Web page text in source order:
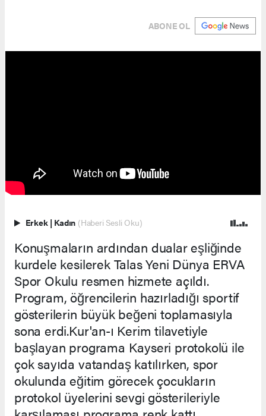
ABONE OL
Erkek | Kadın (Haberi Sesli Oku)
Konuşmaların ardından dualar eşliğinde
kurdele kesilerek Talas Yeni Dünya ERVA
Spor Okulu resmen hizmete açıldı.
Program, öğrencilerin hazırladığı sportif
gösterilerin büyük beğeni toplamasıyla
sona erdi.Kur'an-ı Kerim tilavetiyle
başlayan programa Kayseri protokolü ile
çok sayıda vatandaş katılırken, spor
okulunda eğitim görecek çocukların
protokol üyelerini sevgi gösterileriyle